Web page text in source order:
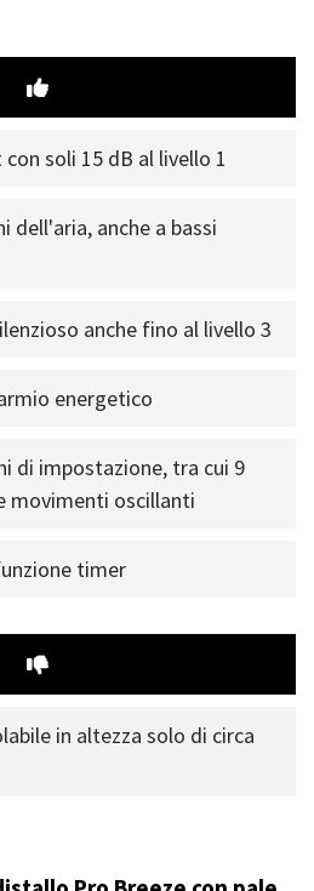
soli 15 dB al livello 1
dell'aria, anche a bassi
anche fino al livello 3
energetico
di impostazione, tra cui 9
movimenti oscillanti
timer
in altezza solo di circa